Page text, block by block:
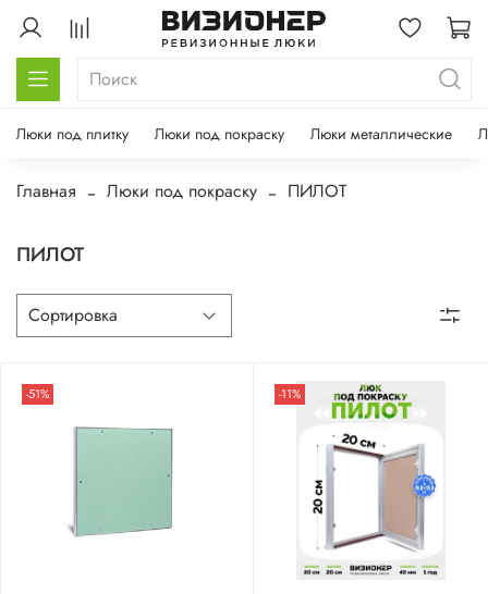
Люки под плитку Люки под покраску Люки металлические
Главная Люки под покраску ПИЛОТ
ПИЛОТ
-51% -11%